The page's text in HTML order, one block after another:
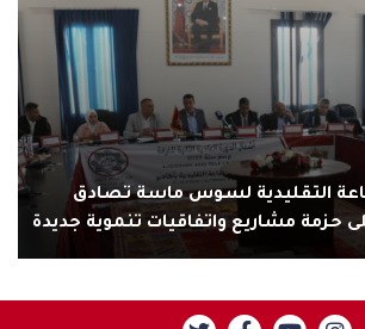
التقليدية لسوس ماسة تصادق
حزمة مشاريع واتفاقيات تنموية جديدة